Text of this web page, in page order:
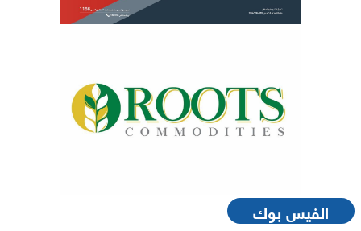
الفيس بوك